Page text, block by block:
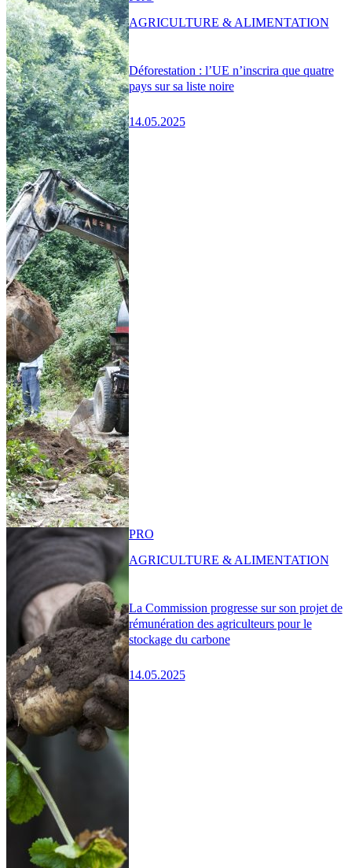
Déforestation : l’UE n’inscrira que quatre
pays sur sa liste noire
14.05.2025
AGRICULTURE & ALIMENTATION
La Commission progresse sur son projet de
rémunération des agriculteurs pour le
stockage du carbone
14.05.2025
PRO
AGRICULTURE & ALIMENTATION